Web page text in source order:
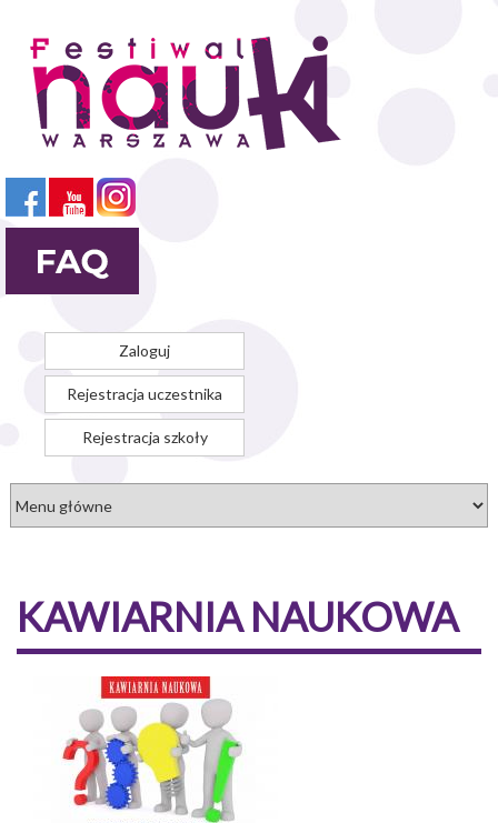
treści
Zaloguj
Rejestracja uczestnika
Rejestracja szkoły
KAWIARNIA NAUKOWA